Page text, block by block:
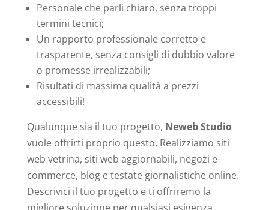
Personale che parli chiaro, senza troppi
termini tecnici;
Un rapporto professionale corretto e
trasparente, senza consigli di dubbio valore
o promesse irrealizzabili;
Risultati di massima qualità a prezzi
accessibili!
Qualunque sia il tuo progetto, Neweb Studio
vuole offrirti proprio questo. Realizziamo siti
web vetrina, siti web aggiornabili, negozi e-
commerce, blog e testate giornalistiche online.
Descrivici il tuo progetto e ti offriremo la
migliore soluzione per qualsiasi esigenza